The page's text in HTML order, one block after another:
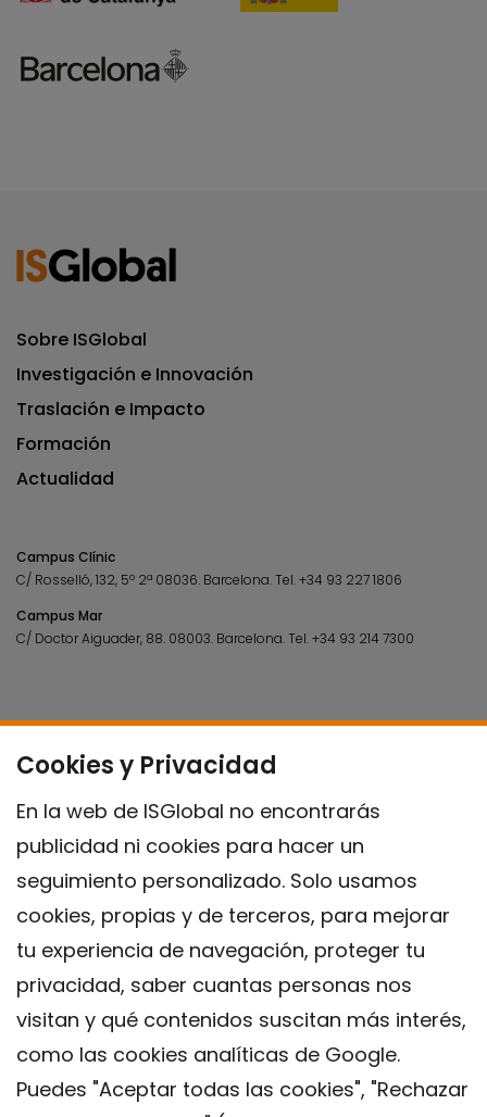
Cookies y Privacidad
En la web de ISGlobal no encontrarás
publicidad ni cookies para hacer un
seguimiento personalizado. Solo usamos
cookies, propias y de terceros, para mejorar
tu experiencia de navegación, proteger tu
privacidad, saber cuantas personas nos
visitan y qué contenidos suscitan más interés,
como las cookies analíticas de Google.
Puedes "Aceptar todas las cookies", "Rechazar
Sobre ISGlobal
Investigación e Innovación
Traslación e Impacto
Formación
Actualidad
Campus Clínic
C/ Rosselló, 132, 5º 2ª 08036. Barcelona.Tel.+34 93 227 1806
Campus Mar
C/ Doctor Aiguader, 88. 08003. Barcelona.Tel.+34 93 214 7300